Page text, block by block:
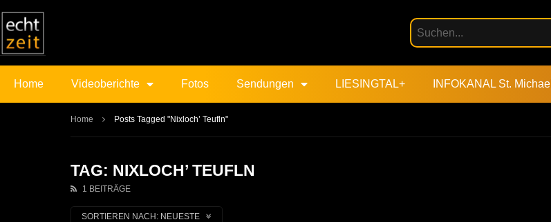
Home Videoberichte Fotos Sendungen LIESINGTAL+ INFOKANAL St. Michael
Home Posts Tagged "Nixloch’ Teufln"
TAG: NIXLOCH’ TEUFLN
1 BEITRÄGE
SORTIEREN NACH: NEUESTE